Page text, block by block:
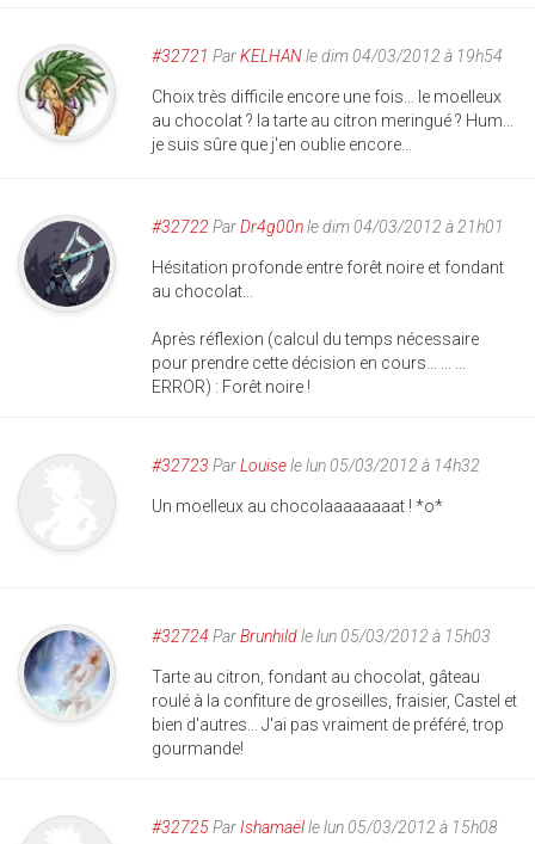
#32721 ParKELHANle dim 04/03/2012 à 19h54
Choix très difficile encore une fois... le moelleux
au chocolat ? la tarte au citron meringué ? Hum...
je suis sûre que j'en oublie encore...
#32722 ParDr4g00nle dim 04/03/2012 à 21h01
Hésitation profonde entre forêt noire et fondant
au chocolat...
Après réflexion (calcul du temps nécessaire
pour prendre cette décision en cours... ... ...
ERROR) : Forêt noire !
#32723 ParLouisele lun 05/03/2012 à 14h32
Un moelleux au chocolaaaaaaaat ! *o*
#32724 ParBrunhildle lun 05/03/2012 à 15h03
Tarte au citron, fondant au chocolat, gâteau
roulé à la confiture de groseilles, fraisier, Castel et
bien d'autres... J'ai pas vraiment de préféré, trop
gourmande!
#32725Par Ishamaëlle lun 05/03/2012 à 15h08